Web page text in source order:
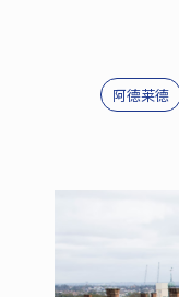
阿德莱德
语言学校